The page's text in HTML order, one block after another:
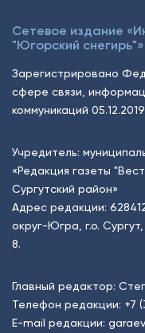
Сетевое издание
"Югорский снегирь"»
Зарегистрировано
сфере связи,
коммуникаций
Учредитель:
«Редакция газеты
Сургутский район»
Адрес редакции:
округ-Югра, г.о.
8.
Главный редактор:
Телефон редакции: +7
E-mail редакции: